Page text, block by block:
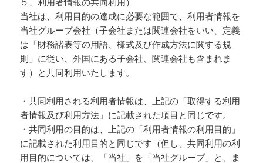
当社は、利用目的の達成に必要な範囲で、利用者情報を
当社グループ会社（子会社または関連会社をいい、定義
は「財務諸表等の用語、様式及び作成方法に関する規
則」に従い、外国にある子会社、関連会社も含まれま
す）と共同利用いたします。
・共同利用される利用者情報は、上記の「取得する利用
者情報及び利用方法」に記載された項目と同じです。
・共同利用の目的は、上記の「利用者情報の利用目的」
に記載された利用目的と同じです（但し、共同利用の利
用目的については、「当社」を「当社グループ」と、ま